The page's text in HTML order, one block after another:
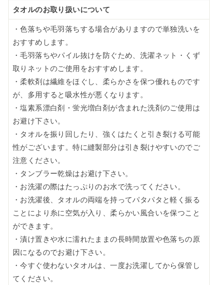
タオルのお取り扱いについて
・色落ちや毛羽落ちする場合がありますので単独洗いを
おすすめします。
・毛羽落ちやパイル抜けを防ぐため、洗濯ネット・くず
取りネットのご使用をおすすめします。
・柔軟剤は繊維をほぐし、柔らかさを保つ優れものです
が、多用すると吸水性が悪くなります。
・塩素系漂白剤・蛍光増白剤が含まれた洗剤のご使用は
お避け下さい。
・タオルを振り回したり、強くはたくと引き裂ける可能
性がございます。特に縫製部分は引き裂けやすいのでご
注意ください。
・タンブラー乾燥はお避け下さい。
・お洗濯の際はたっぷりのお水で洗ってください。
・お洗濯後、タオルの両端を持ってパタパタと軽く振る
ことにより糸に空気が入り、柔らかい風合いを保つこと
ができます。
・漬け置きや水に濡れたままの長時間放置や色落ちの原
因になるのでお避け下さい。
・今すぐ使わないタオルは、一度お洗濯してから保管し
てください。